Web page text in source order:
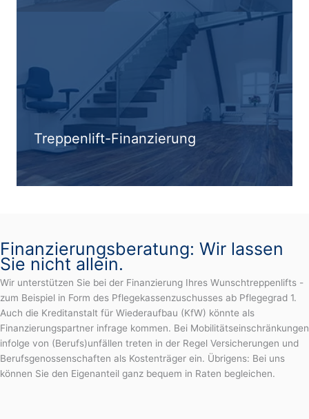
Treppenlift-Finanzierung
Finanzierungsberatung: Wir lassen
Sie nicht allein.
Wir unterstützen Sie bei der Finanzierung Ihres Wunschtreppenlifts -
zum Beispiel in Form des Pflegekassenzuschusses ab Pflegegrad 1.
Auch die Kreditanstalt für Wiederaufbau (KfW) könnte als
Finanzierungspartner infrage kommen. Bei Mobilitätseinschränkungen
infolge von (Berufs)unfällen treten in der Regel Versicherungen und
Berufsgenossenschaften als Kostenträger ein. Übrigens: Bei uns
können Sie den Eigenanteil ganz bequem in Raten begleichen.